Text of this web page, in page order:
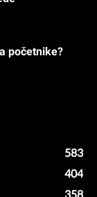
početnike?
583
404
358